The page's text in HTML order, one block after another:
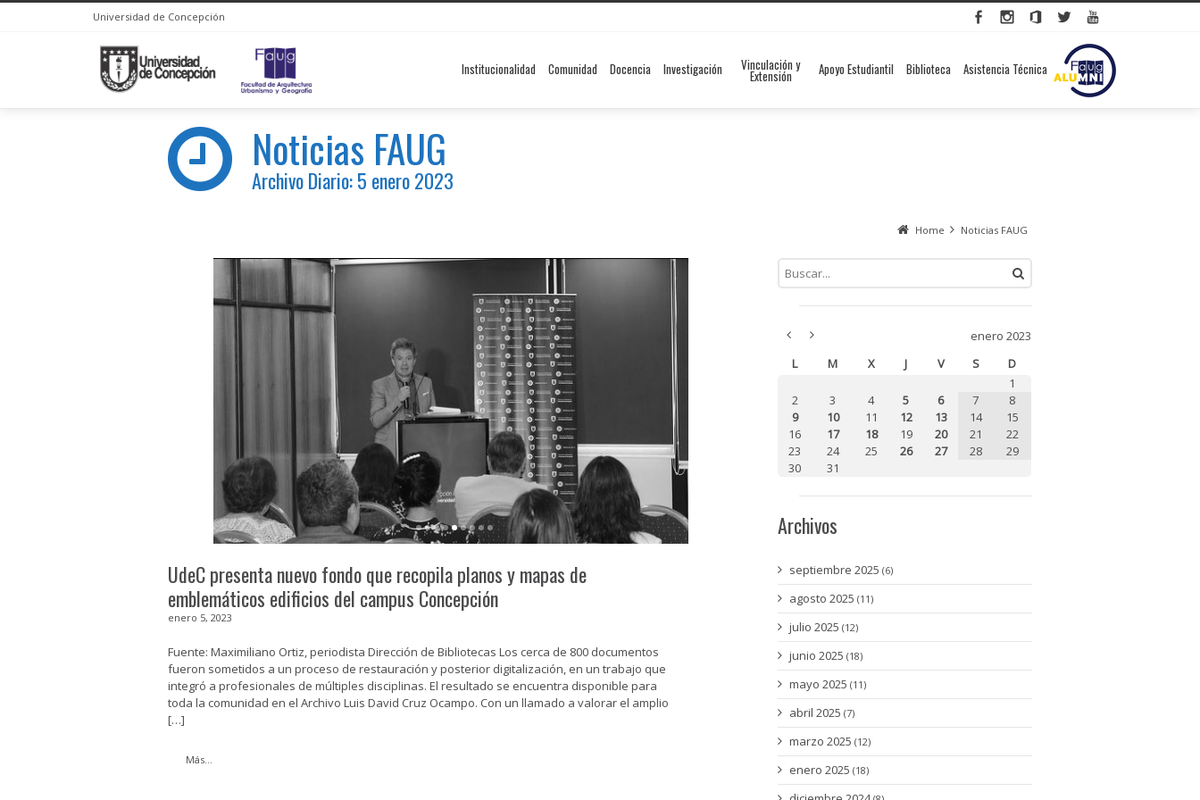
Universidad de Concepción
Institucionalidad Comunidad Docencia Investigación Vinculación y
Extensión Apoyo Estudiantil Biblioteca Asistencia Técnica
Noticias FAUG
Archivo Diario: 5 enero 2023
Home Noticias FAUG
UdeC presenta nuevo fondo que recopila planos y mapas de
emblemáticos edificios del campus Concepción
enero 5, 2023
Fuente: Maximiliano Ortiz, periodista Dirección de Bibliotecas Los cerca de 800 documentos
fueron sometidos a un proceso de restauración y posterior digitalización, en un trabajo que
integró a profesionales de múltiples disciplinas. El resultado se encuentra disponible para
toda la comunidad en el Archivo Luis David Cruz Ocampo. Con un llamado a valorar el amplio
[…]
Más...
enero 2023
L
M X J V S D
1
2
3 4 5 6 7
8
9
10 11 12 13 14
15
16
17 18 19 20 21
22
23
24 25 26 27 28
29
30
31
Archivos
septiembre 2025 (6)
agosto 2025 (11)
julio 2025 (12)
junio 2025 (18)
mayo 2025 (11)
abril 2025 (7)
marzo 2025 (12)
enero 2025 (18)